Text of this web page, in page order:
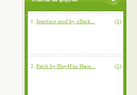
1. Interface mod by xDark... (1)
2. Patch by Play4Fan Икон... (5)